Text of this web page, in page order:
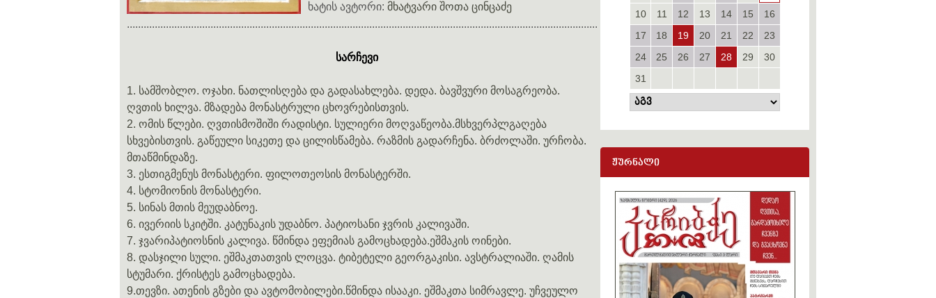
ხატის ავტორი: მხატვარი შოთა ცინცაძე
.........................................................................................................................................................................
სარჩევი
1. სამშობლო. ოჯახი. ნათლისღება და გადასახლება. დედა. ბავშვური მოსაგრეობა.
ღვთის ხილვა. მზადება მონასტრული ცხოვრებისთვის.
2. ომის წლები. ღვთისმოშიში რადისტი. სულიერი მოღვაწეობა.მსხვერპლგაღება
სხვებისთვის. გაწეული სიკეთე და ცილისწამება. რაზმის გადარჩენა. ბრძოლაში. ურჩობა.
მთაწმინდაზე.
3. ესთიგმენუს მონასტერი. ფილოთეოსის მონასტერში.
4. სტომიონის მონასტერი.
5. სინას მთის მეუდაბნოე.
6. ივერიის სკიტში. კატუნაკის უდაბნო. პატიოსანი ჯვრის კალივაში.
7. ჯვარიპატიოსნის კალივა. წმინდა ეფემიას გამოცხადება.ეშმაკის ოინები.
8. დასჯილი სული. ეშმაკთათვის ლოცვა. ტიბეტელი გეორგაკისი. ავსტრალიაში. ღამის
სტუმარი. ქრისტეს გამოცხადება.
9.თევზი. ათენის გზები და ავტომობილები.წმინდა ისააკი. ეშმაკთა სიმრავლე. უჩვეულო
10
11 12 13 14 15
16
17
18 19 20 21 22
23
24
25 26 27 28 29
30
31
ჟურნალი